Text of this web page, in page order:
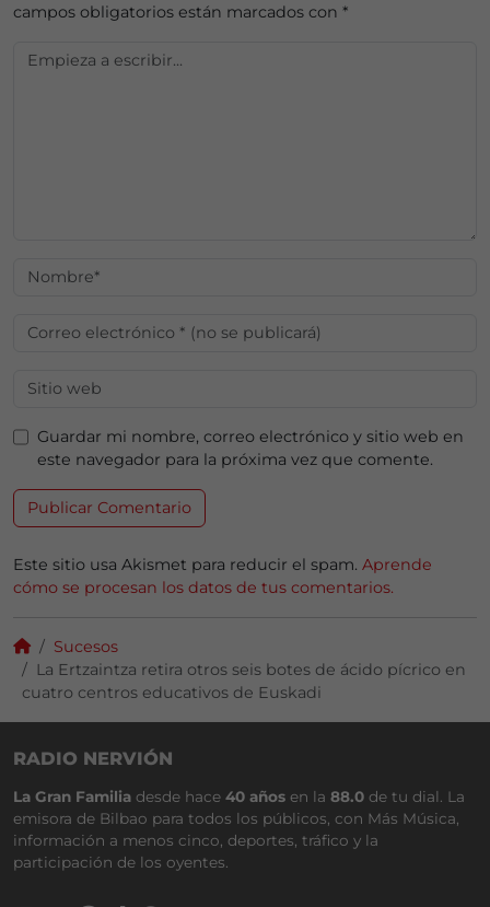
campos obligatorios están marcados con *
Guardar mi nombre, correo electrónico y sitio web en
este navegador para la próxima vez que comente.
Este sitio usa Akismet para reducir el spam. Aprende
cómo se procesan los datos de tus comentarios.
Sucesos
La Ertzaintza retira otros seis botes de ácido pícrico en
cuatro centros educativos de Euskadi
RADIO NERVIÓN
La Gran Familia desde hace 40 años en la 88.0 de tu dial. La
emisora de Bilbao para todos los públicos, con Más Música,
información a menos cinco, deportes, tráfico y la
participación de los oyentes.